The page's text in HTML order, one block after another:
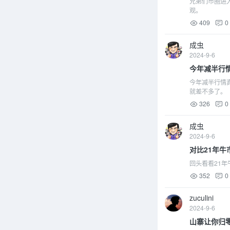
观。
409
0
成虫
2024-9-6
今年减半行
今年减半行情
就差不多了。
326
0
成虫
2024-9-6
对比21年牛
回头看看21年
352
0
zuculini
2024-9-6
山寨让你归